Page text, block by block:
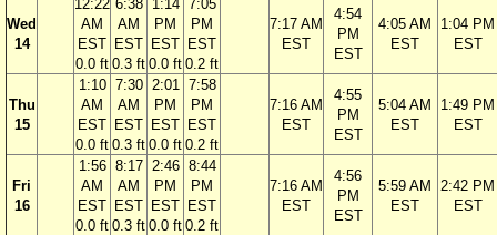
Wed
14
12:22
AM
EST
0.0 ft
6:38
AM
EST
0.3 ft
1:14
PM
EST
0.0 ft
7:05
PM
EST
0.2 ft
7:17 AM
EST
4:54
PM
EST
4:05 AM
EST
1:04 PM
EST
Thu
15
1:10
AM
EST
0.0 ft
7:30
AM
EST
0.3 ft
2:01
PM
EST
0.0 ft
7:58
PM
EST
0.2 ft
7:16 AM
EST
4:55
PM
EST
5:04 AM
EST
1:49 PM
EST
Fri
16
1:56
AM
EST
0.0 ft
8:17
AM
EST
0.3 ft
2:46
PM
EST
0.0 ft
8:44
PM
EST
0.2 ft
7:16 AM
EST
4:56
PM
EST
5:59 AM
EST
2:42 PM
EST